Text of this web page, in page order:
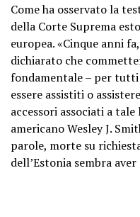
Come ha osservato la
della Corte Suprema
europea. «Cinque anni
dichiarato che
fondamentale – per tutti
essere assistiti o
accessori associati a
americano Wesley J.
parole, morte su
dell’Estonia sembra